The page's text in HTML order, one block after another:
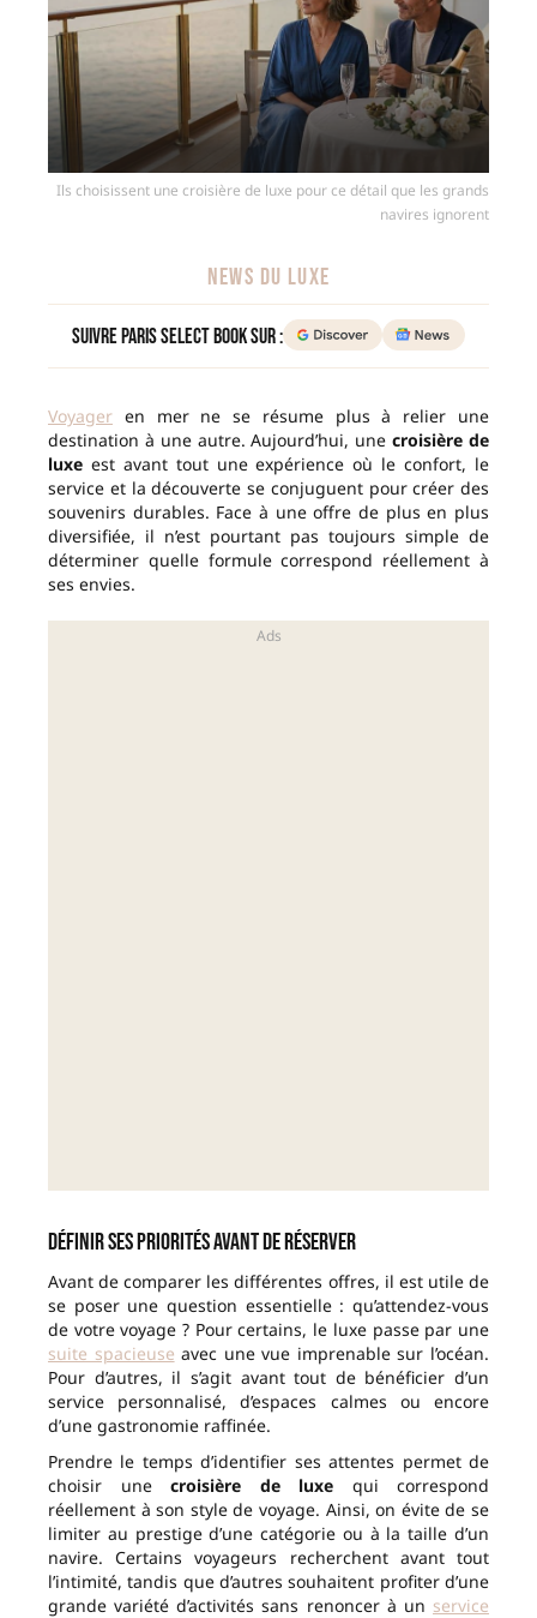
Ils choisissent une croisière de luxe pour ce détail que les grands
navires ignorent
NEWS DU LUXE
Suivre Paris Select Book sur :
Voyager en mer ne se résume plus à relier une
destination à une autre. Aujourd’hui, unecroisière de
luxe est avant tout une expérience où le confort, le
service et la découverte se conjuguent pour créer des
souvenirs durables. Face à une offre de plus en plus
diversifiée, il n’est pourtant pas toujours simple de
déterminer quelle formule correspond réellement à
ses envies.
Définir ses priorités avant de réserver
Avant de comparer les différentes offres, il est utile de
se poser une question essentielle : qu’attendez-vous
de votre voyage ? Pour certains, le luxe passe par une
suite spacieuse avec une vue imprenable sur l’océan.
Pour d’autres, il s’agit avant tout de bénéficier d’un
service personnalisé, d’espaces calmes ou encore
d’une gastronomie raffinée.
Prendre le temps d’identifier ses attentes permet de
choisir une croisière de luxe qui correspond
réellement à son style de voyage. Ainsi, on évite de se
limiter au prestige d’une catégorie ou à la taille d’un
navire. Certains voyageurs recherchent avant tout
l’intimité, tandis que d’autres souhaitent profiter d’une
grande variété d’activités sans renoncer à un service